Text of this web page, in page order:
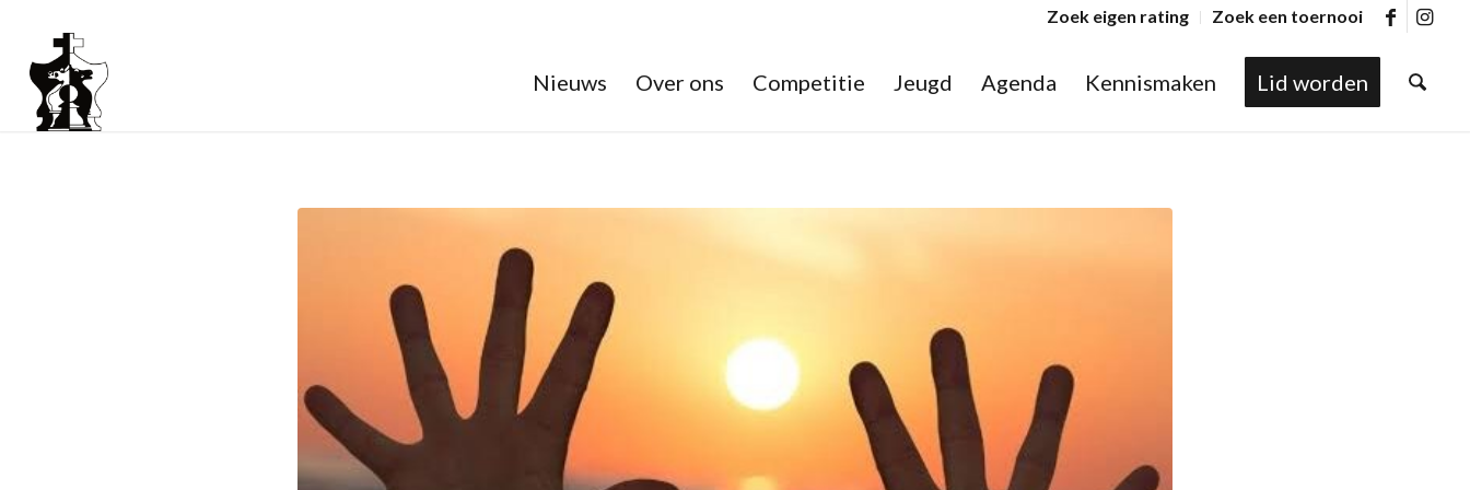
Zoek eigen rating Zoek een toernooi
Nieuws Over ons Competitie Jeugd Agenda Kennismaken Lid worden